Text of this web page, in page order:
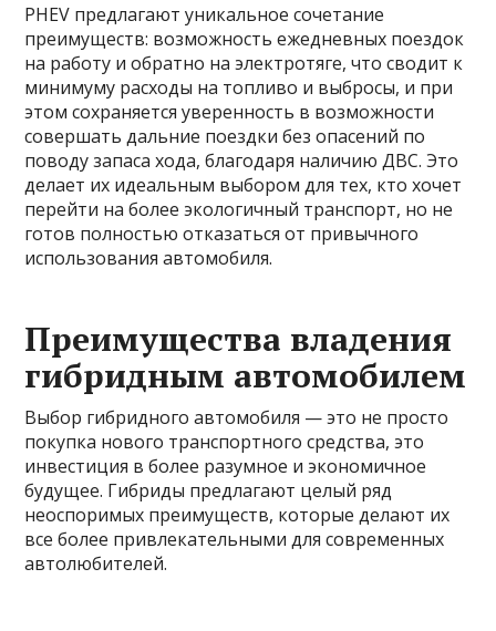
PHEV предлагают уникальное сочетание
преимуществ: возможность ежедневных поездок
на работу и обратно на электротяге, что сводит к
минимуму расходы на топливо и выбросы, и при
этом сохраняется уверенность в возможности
совершать дальние поездки без опасений по
поводу запаса хода, благодаря наличию ДВС. Это
делает их идеальным выбором для тех, кто хочет
перейти на более экологичный транспорт, но не
готов полностью отказаться от привычного
использования автомобиля.
Преимущества владения
гибридным автомобилем
Выбор гибридного автомобиля — это не просто
покупка нового транспортного средства, это
инвестиция в более разумное и экономичное
будущее. Гибриды предлагают целый ряд
неоспоримых преимуществ, которые делают их
все более привлекательными для современных
автолюбителей.